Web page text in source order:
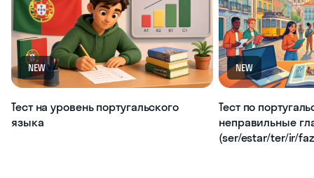
NEW
Тест на уровень португальского
языка
NEW
Тест по
неправильные
(ser/estar/ter/ir/